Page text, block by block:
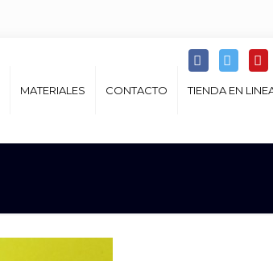
MATERIALES CONTACTO TIENDA EN